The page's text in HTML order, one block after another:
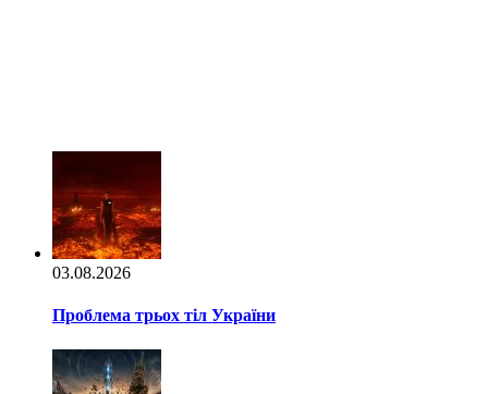
03.08.2026
Проблема трьох тіл України